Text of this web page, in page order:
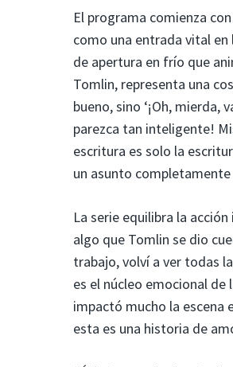
El programa comienza
como una entrada vital
de apertura en frío que
Tomlin, representa una
bueno, sino ‘¡Oh, mierda,
parezca tan inteligente!
escritura es solo la
un asunto
La serie equilibra la
algo que Tomlin se dio
trabajo, volví a ver todas
es el núcleo emocional
impactó mucho la escena
esta es una historia de